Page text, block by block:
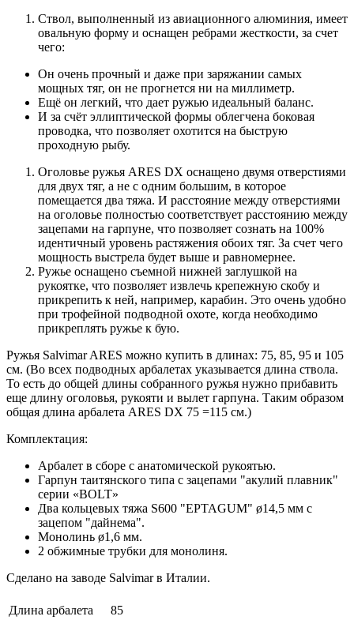
Ствол, выполненный из авиационного алюминия, имеет
овальную форму и оснащен ребрами жесткости, за счет
чего:
Он очень прочный и даже при заряжании самых
мощных тяг, он не прогнется ни на миллиметр.
Ещё он легкий, что дает ружью идеальный баланс.
И за счёт эллиптической формы облегчена боковая
проводка, что позволяет охотится на быструю
проходную рыбу.
Оголовье ружья ARES DX оснащено двумя отверстиями
для двух тяг, а не с одним большим, в которое
помещается два тяжа. И расстояние между отверстиями
на оголовье полностью соответствует расстоянию между
зацепами на гарпуне, что позволяет сознать на 100%
идентичный уровень растяжения обоих тяг. За счет чего
мощность выстрела будет выше и равномернее.
Ружье оснащено съемной нижней заглушкой на
рукоятке, что позволяет извлечь крепежную скобу и
прикрепить к ней, например, карабин. Это очень удобно
при трофейной подводной охоте, когда необходимо
прикреплять ружье к бую.
Ружья Salvimar ARES можно купить в длинах: 75, 85, 95 и 105
см. (Во всех подводных арбалетах указывается длина ствола.
То есть до общей длины собранного ружья нужно прибавить
еще длину оголовья, рукояти и вылет гарпуна. Таким образом
общая длина арбалета ARES DX 75 =115 см.)
Комплектация:
Арбалет в сборе с анатомической рукоятью.
Гарпун таитянского типа с зацепами "акулий плавник"
серии «BOLT»
Два кольцевых тяжа S600 "EPTAGUM" ø14,5 мм с
зацепом "дайнема".
Монолинь ø1,6 мм.
2 обжимные трубки для монолиня.
Сделано на заводе Salvimar в Италии.
Длина арбалета
85